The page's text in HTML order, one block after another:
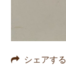
シェアする